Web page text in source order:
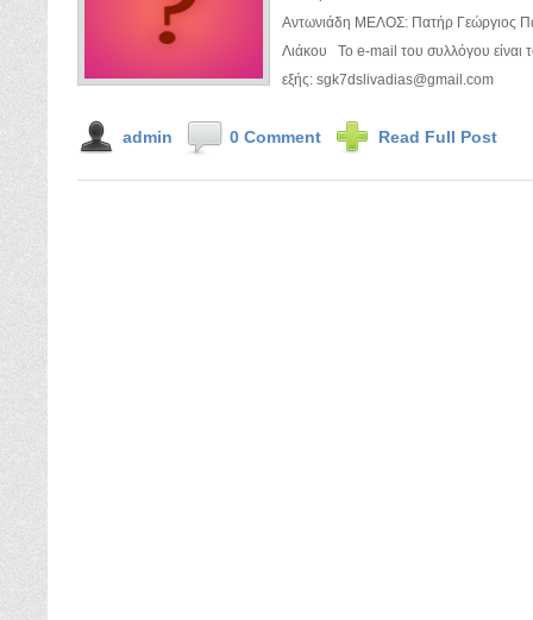
Αντωνιάδη ΜΕΛΟΣ: Πατήρ Γεώργιος
Λιάκου Το e-mail του συλλόγου είναι
εξής: sgk7dslivadias@gmail.com
admin 0 Comment Read Full Post